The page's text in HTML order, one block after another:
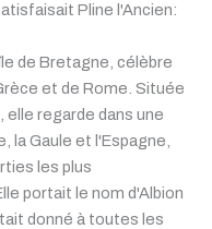
Pline l'Ancien:
de Bretagne, célèbre
et de Rome. Située
regarde dans une
la Gaule et l'Espagne,
les plus
portait le nom d'Albion
donné à toutes les